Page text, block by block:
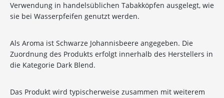
Verwendung in handelsüblichen Tabakköpfen ausgelegt, wie
sie bei Wasserpfeifen genutzt werden.
Als Aroma ist Schwarze Johannisbeere angegeben. Die
Zuordnung des Produkts erfolgt innerhalb des Herstellers in
die Kategorie Dark Blend.
Das Produkt wird typischerweise zusammen mit weiterem